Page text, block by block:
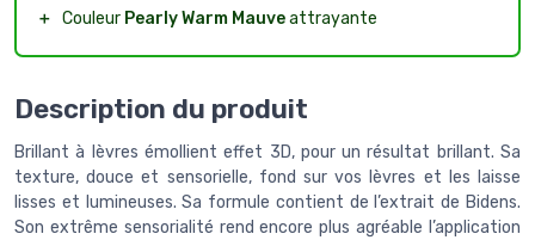
＋ Couleur Pearly Warm Mauveattrayante
Description du produit
Brillant à lèvres émollient effet 3D, pour un résultat brillant. Sa
texture, douce et sensorielle, fond sur vos lèvres et les laisse
lisses et lumineuses. Sa formule contient de l’extrait de Bidens.
Son extrême sensorialité rend encore plus agréable l’application